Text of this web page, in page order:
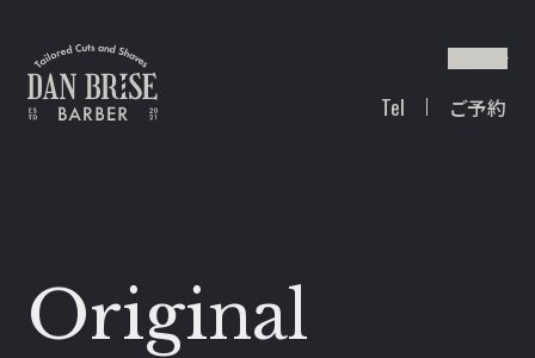
Tel ご予約
Original